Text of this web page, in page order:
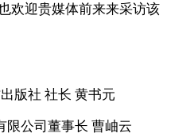
欢迎贵媒体前来来采访该
版社 社长 黄书元
限公司董事长 曹岫云